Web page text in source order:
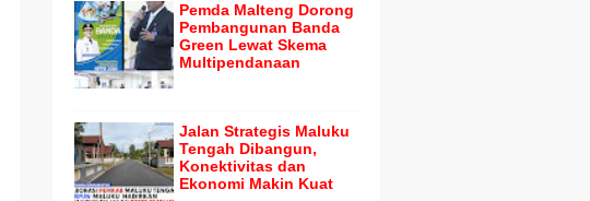
Pemda Malteng Dorong
Pembangunan Banda
Green Lewat Skema
Multipendanaan
Jalan Strategis Maluku
Tengah Dibangun,
Konektivitas dan
Ekonomi Makin Kuat